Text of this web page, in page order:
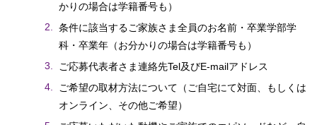
かりの場合は学籍番号も）
条件に該当するご家族さま全員のお名前・卒業学部学
科・卒業年（お分かりの場合は学籍番号も）
ご応募代表者さま連絡先Tel及びE-mailアドレス
ご希望の取材方法について（ご自宅にて対面、もしくは
オンライン、その他ご希望）